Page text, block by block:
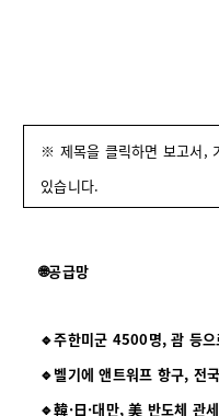
※ 제목을 클릭하면 보고서,
있습니다.
🌐공급망
🔹주한미군 4500명, 괌 등
🔹벨기에 앤트워프 항구, 전
🔹韓·日·대만, 美 반도체 관